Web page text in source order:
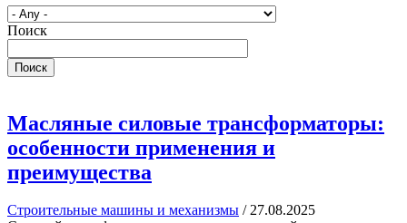
Поиск
Поиск
Масляные силовые трансформаторы:
особенности применения и
преимущества
Строительные машины и механизмы /27.08.2025